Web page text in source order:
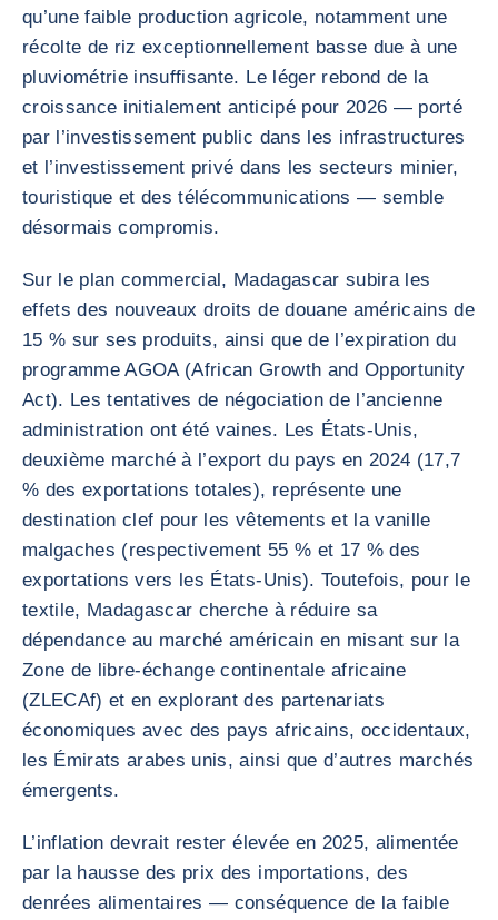
qu’une faible production agricole, notamment une
récolte de riz exceptionnellement basse due à une
pluviométrie insuffisante. Le léger rebond de la
croissance initialement anticipé pour 2026 — porté
par l’investissement public dans les infrastructures
et l’investissement privé dans les secteurs minier,
touristique et des télécommunications — semble
désormais compromis.
Sur le plan commercial, Madagascar subira les
effets des nouveaux droits de douane américains de
15 % sur ses produits, ainsi que de l’expiration du
programme AGOA (African Growth and Opportunity
Act). Les tentatives de négociation de l’ancienne
administration ont été vaines. Les États-Unis,
deuxième marché à l’export du pays en 2024 (17,7
% des exportations totales), représente une
destination clef pour les vêtements et la vanille
malgaches (respectivement 55 % et 17 % des
exportations vers les États-Unis). Toutefois, pour le
textile, Madagascar cherche à réduire sa
dépendance au marché américain en misant sur la
Zone de libre-échange continentale africaine
(ZLECAf) et en explorant des partenariats
économiques avec des pays africains, occidentaux,
les Émirats arabes unis, ainsi que d’autres marchés
émergents.
L’inflation devrait rester élevée en 2025, alimentée
par la hausse des prix des importations, des
denrées alimentaires — conséquence de la faible